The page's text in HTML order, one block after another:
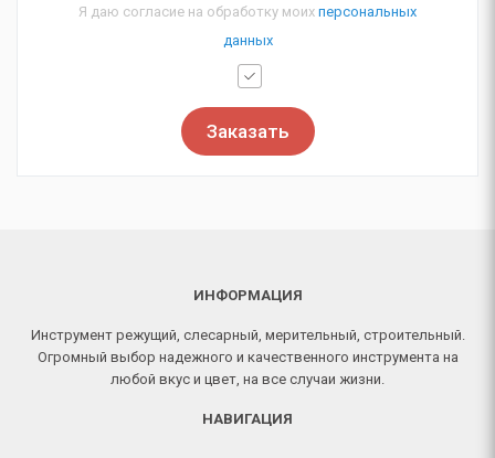
Я даю согласие на обработку моих персональных
данных
Заказать
ИНФОРМАЦИЯ
Инструмент режущий, слесарный, мерительный, строительный.
Огромный выбор надежного и качественного инструмента на
любой вкус и цвет, на все случаи жизни.
НАВИГАЦИЯ